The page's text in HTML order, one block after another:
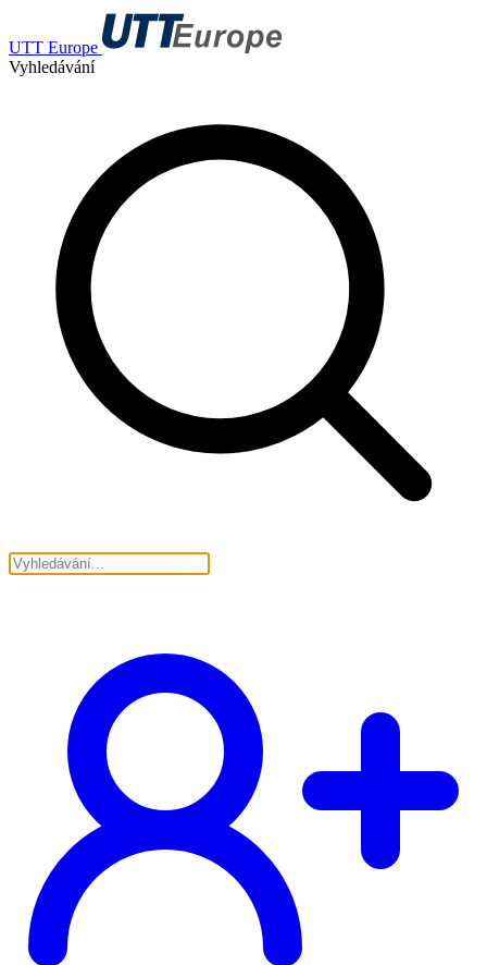
UTT Europe
Vyhledávání